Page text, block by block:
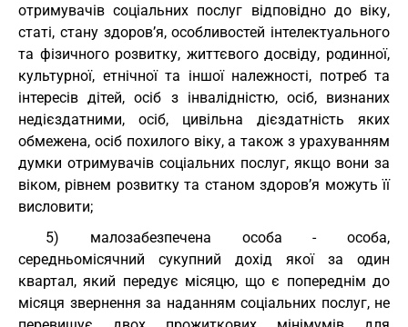
отримувачів соціальних послуг відповідно до віку,
статі, стану здоров’я, особливостей інтелектуального
та фізичного розвитку, життєвого досвіду, родинної,
культурної, етнічної та іншої належності, потреб та
інтересів дітей, осіб з інвалідністю, осіб, визнаних
недієздатними, осіб, цивільна дієздатність яких
обмежена, осіб похилого віку, а також з урахуванням
думки отримувачів соціальних послуг, якщо вони за
віком, рівнем розвитку та станом здоров’я можуть її
висловити;
5) малозабезпечена особа - особа,
середньомісячний сукупний дохід якої за один
квартал, який передує місяцю, що є попереднім до
місяця звернення за наданням соціальних послуг, не